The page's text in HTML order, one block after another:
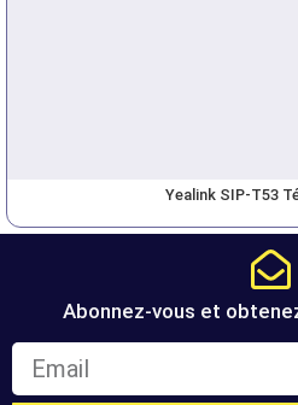
Yealink SIP-T53
Abonnez-vous et